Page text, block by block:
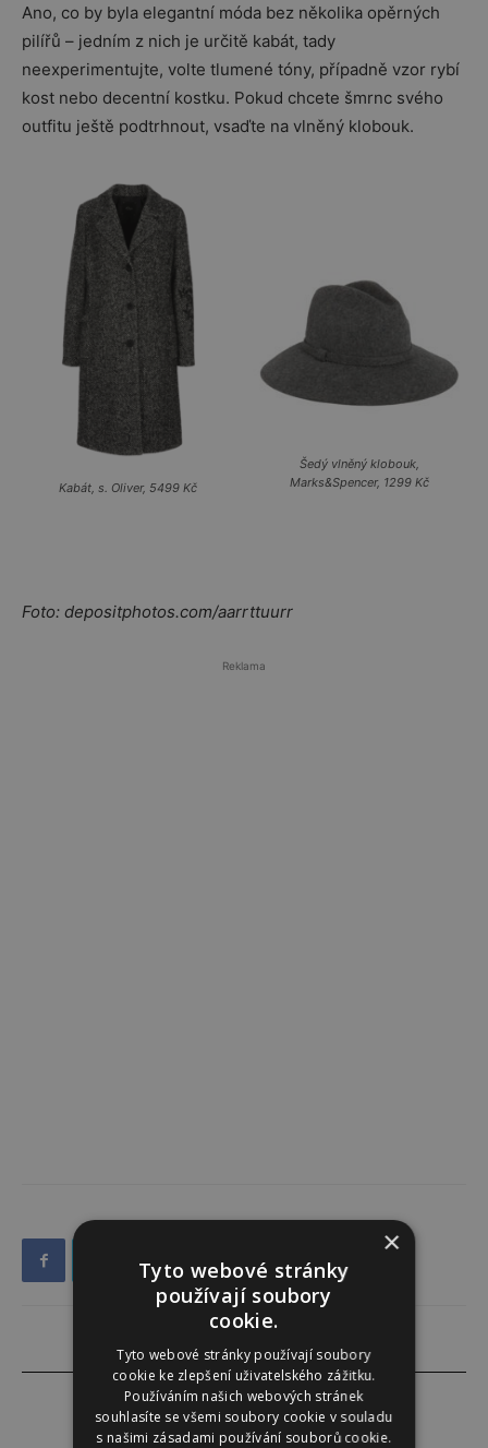
Ano, co by byla elegantní móda bez několika opěrných
pilířů – jedním z nich je určitě kabát, tady
neexperimentujte, volte tlumené tóny, případně vzor rybí
kost nebo decentní kostku. Pokud chcete šmrnc svého
outfitu ještě podtrhnout, vsaďte na vlněný klobouk.
Kabát, s. Oliver, 5499 Kč
Šedý vlněný klobouk,
Marks&Spencer, 1299 Kč
Foto: depositphotos.com/aarrttuurr
Reklama
×
Tyto webové stránky
používají soubory
cookie.
Tyto webové stránky používají soubory
cookie ke zlepšení uživatelského zážitku.
Používáním našich webových stránek
souhlasíte se všemi soubory cookie v souladu
s našimi zásadami používání souborů cookie.